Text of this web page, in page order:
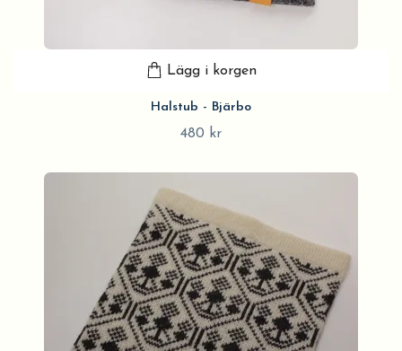
Lägg i korgen
Halstub - Bjärbo
480 kr